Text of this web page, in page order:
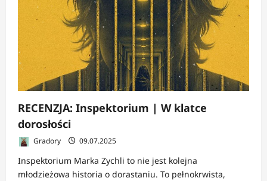
RECENZJA: Inspektorium | W klatce
dorosłości
Gradory 09.07.2025
Inspektorium Marka Zychli to nie jest kolejna
młodzieżowa historia o dorastaniu. To pełnokrwista,